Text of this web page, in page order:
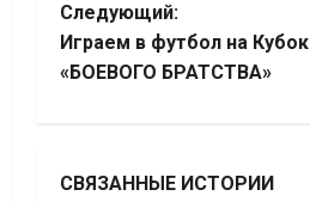
Следующий:
Играем в футбол на Кубок
«БОЕВОГО БРАТСТВА»
СВЯЗАННЫЕ ИСТОРИИ